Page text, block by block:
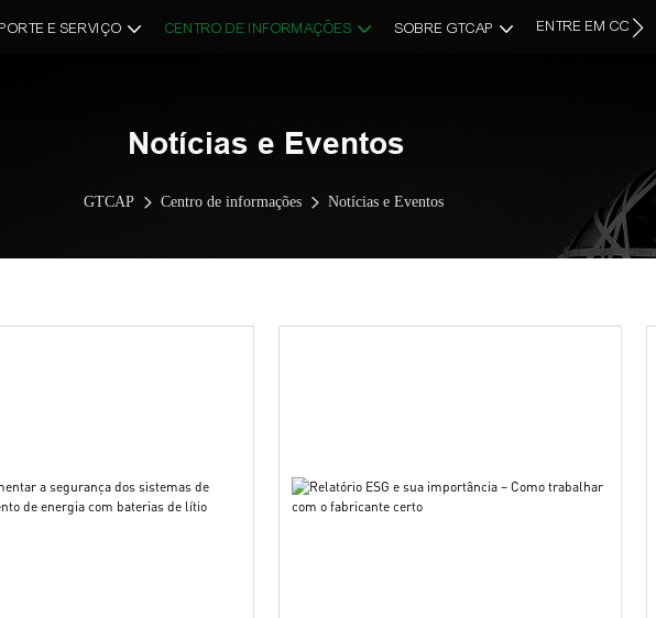
E SERVIÇO CENTRO DE INFORMAÇÕES SOBRE GTCAP ENTRE EM
Notícias e Eventos
GTCAP Centro de informações Notícias e Eventos